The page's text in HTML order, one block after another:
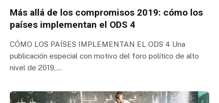
Más allá de los compromisos 2019: cómo los
países implementan el ODS 4
CÓMO LOS PAÍSES IMPLEMENTAN EL ODS 4 Una
publicación especial con motivo del foro político de alto
nivel de 2019,…